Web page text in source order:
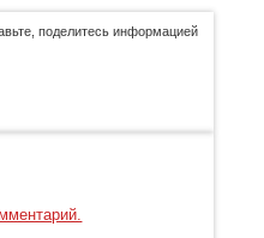
поделитесь информацией